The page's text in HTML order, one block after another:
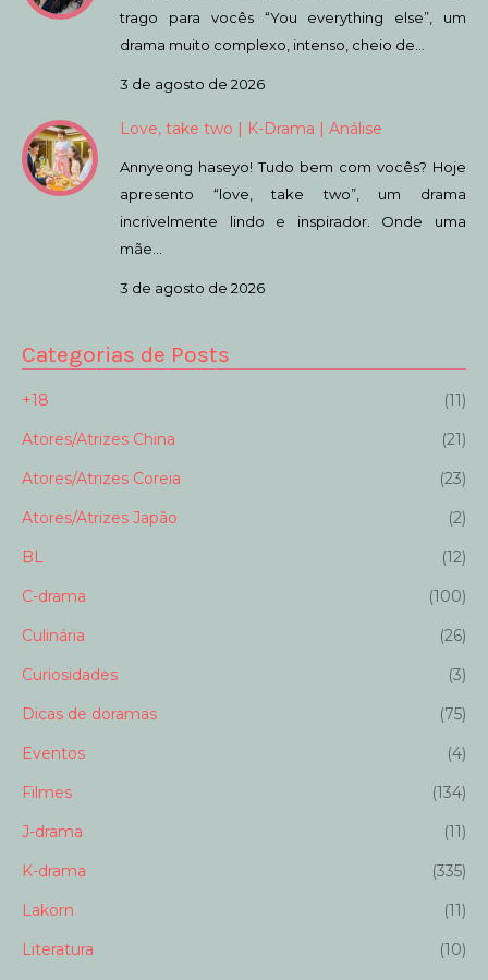
trago para vocês “You everything else”, um
drama muito complexo, intenso, cheio de…
3 de agosto de 2026
Love, take two | K-Drama | Análise
Annyeong haseyo! Tudo bem com vocês? Hoje
apresento “love, take two”, um drama
incrivelmente lindo e inspirador. Onde uma
mãe…
3 de agosto de 2026
Categorias de Posts
+18
(11)
Atores/Atrizes China
(21)
Atores/Atrizes Coreia
(23)
Atores/Atrizes Japão
(2)
BL
(12)
C-drama
(100)
Culinária
(26)
Curiosidades
(3)
Dicas de doramas
(75)
Eventos
(4)
Filmes
(134)
J-drama
(11)
K-drama
(335)
Lakorn
(11)
Literatura
(10)